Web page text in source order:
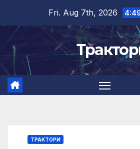
content
Fri. Aug 7th, 2026
ТРАКТОРИ